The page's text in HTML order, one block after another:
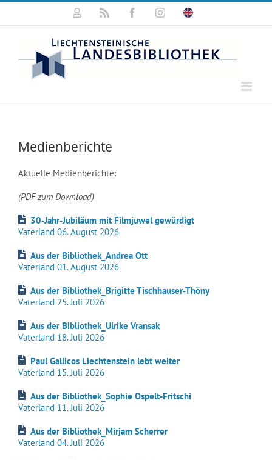
Zum
springen
Mein
FacebookInstagram
Click
Medienberichte
Aktuelle Medienberichte:
(PDF zum Download)
30-Jahr-Jubiläum mit Filmjuwel gewürdigt
Vaterland 06. August 2026
Aus der Bibliothek_Andrea Ott
Vaterland 01. August 2026
Aus der Bibliothek_Brigitte Tischhauser-Thöny
Vaterland 25. Juli 2026
Aus der Bibliothek_Ulrike Vransak
Vaterland 18. Juli 2026
Paul Gallicos Liechtenstein lebt weiter
Vaterland 15. Juli 2026
Aus der Bibliothek_Sophie Ospelt-Fritschi
Vaterland 11. Juli 2026
Aus der Bibliothek_Mirjam Scherrer
Vaterland 04. Juli 2026